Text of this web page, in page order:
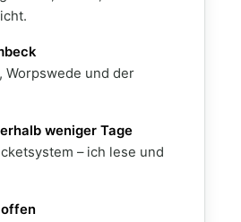
Worpswede und der
weniger Tage
– ich lese und